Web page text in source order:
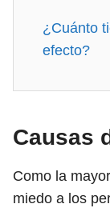
¿Cuánto
efecto?
Causas
Como la
miedo a los